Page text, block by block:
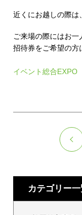
近くにお越しの際は
ご来場の際にはお一
招待券をご希望の方
イベント総合
カテゴリー